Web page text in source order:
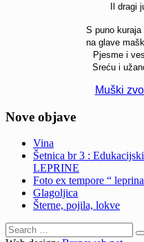
Il dragi
S puno
na glave
Pjesme i
Sreću i
Muški
Nove objave
Vina
Šetnica br 3 :
LEPRINE
Foto ex tempore “
Glagoljica
Šterne, pojila, lokve
Search